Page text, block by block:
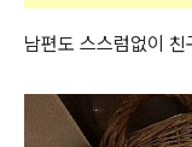
남편도 스스럼없이